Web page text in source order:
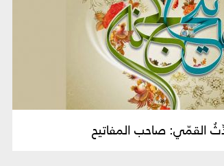
القمّي: صاحب المفاتيح